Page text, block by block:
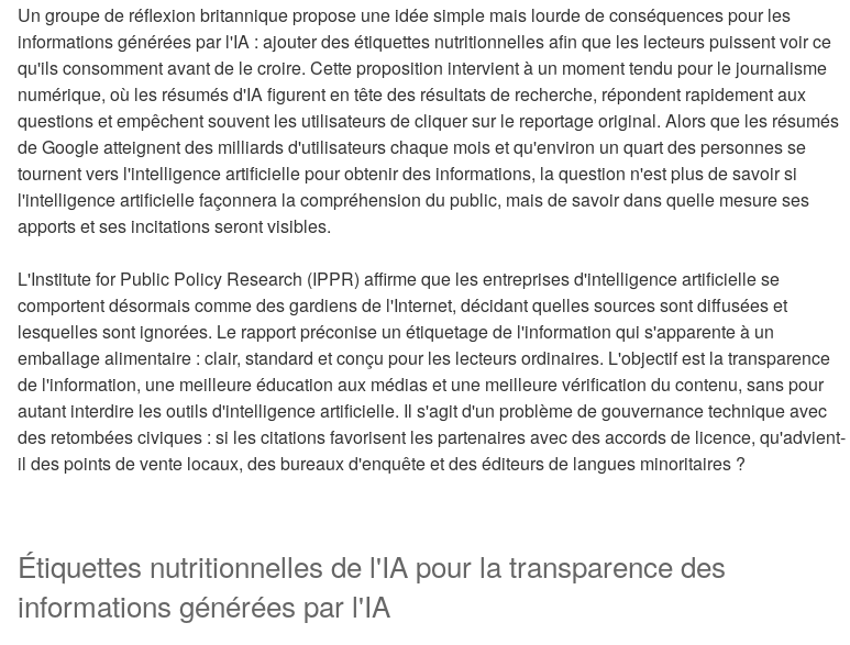
Un groupe de réflexion britannique propose une idée simple mais lourde de conséquences pour les
informations générées par l'IA : ajouter des étiquettes nutritionnelles afin que les lecteurs puissent voir ce
qu'ils consomment avant de le croire. Cette proposition intervient à un moment tendu pour le journalisme
numérique, où les résumés d'IA figurent en tête des résultats de recherche, répondent rapidement aux
questions et empêchent souvent les utilisateurs de cliquer sur le reportage original. Alors que les résumés
de Google atteignent des milliards d'utilisateurs chaque mois et qu'environ un quart des personnes se
tournent vers l'intelligence artificielle pour obtenir des informations, la question n'est plus de savoir si
l'intelligence artificielle façonnera la compréhension du public, mais de savoir dans quelle mesure ses
apports et ses incitations seront visibles.
L'Institute for Public Policy Research (IPPR) affirme que les entreprises d'intelligence artificielle se
comportent désormais comme des gardiens de l'Internet, décidant quelles sources sont diffusées et
lesquelles sont ignorées. Le rapport préconise un étiquetage de l'information qui s'apparente à un
emballage alimentaire : clair, standard et conçu pour les lecteurs ordinaires. L'objectif est la transparence
de l'information, une meilleure éducation aux médias et une meilleure vérification du contenu, sans pour
autant interdire les outils d'intelligence artificielle. Il s'agit d'un problème de gouvernance technique avec
des retombées civiques : si les citations favorisent les partenaires avec des accords de licence, qu'advient-
il des points de vente locaux, des bureaux d'enquête et des éditeurs de langues minoritaires ?
Étiquettes nutritionnelles de l'IA pour la transparence des
informations générées par l'IA